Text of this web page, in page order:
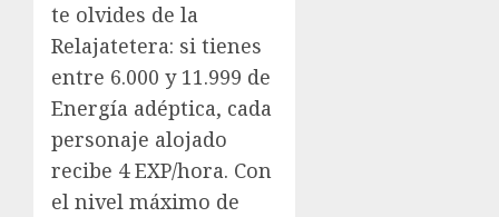
te olvides de la
Relajatetera: si tienes
entre 6.000 y 11.999 de
Energía adéptica, cada
personaje alojado
recibe 4 EXP/hora. Con
el nivel máximo de